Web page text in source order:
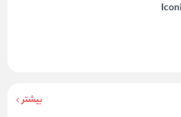
بیشتر